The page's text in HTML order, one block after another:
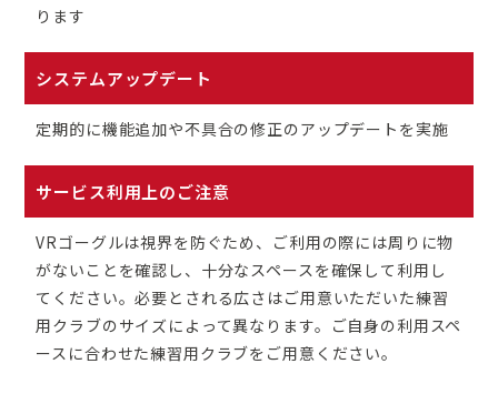
ります
システムアップデート
定期的に機能追加や不具合の修正のアップデートを実施
サービス利用上のご注意
VRゴーグルは視界を防ぐため、ご利用の際には周りに物
がないことを確認し、十分なスペースを確保して利用し
てください。必要とされる広さはご用意いただいた練習
用クラブのサイズによって異なります。ご自身の利用スペ
ースに合わせた練習用クラブをご用意ください。